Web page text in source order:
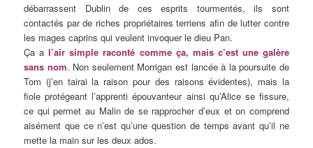
débarrassent Dublin de ces esprits tourmentés, ils sont
contactés par de riches propriétaires terriens afin de lutter contre
les mages caprins qui veulent invoquer le dieu Pan.
Ça al’air simple raconté comme ça, mais c’est une galère
sans nom. Non seulement Morrigan est lancée à la poursuite de
Tom (j’en tairai la raison pour des raisons évidentes), mais la
fiole protégeant l’apprenti épouvanteur ainsi qu’Alice se fissure,
ce qui permet au Malin de se rapprocher d’eux et on comprend
aisément que ce n’est qu’une question de temps avant qu’il ne
mette la main sur les deux ados.